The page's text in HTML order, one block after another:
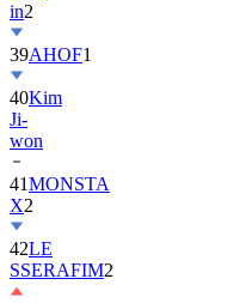
39AHOF
40Kim
Ji-
won
41MONSTA
X
42LE
SSERAFIM
43SUPER
JUNIOR